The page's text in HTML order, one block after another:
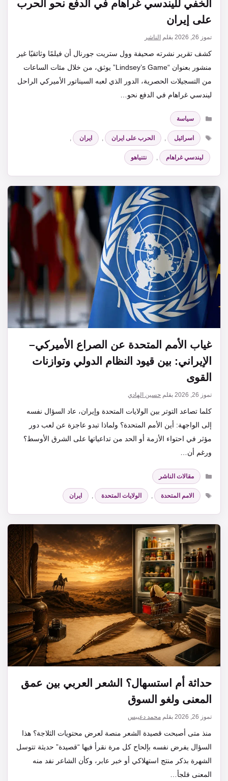
الخفي لليندسي غراهام في الدفع نحو الحرب
على إيران
تموز 26, 2026 بقلم الناشر
كشف تقرير نشرته صحيفة وول ستريت جورنال أن فيلمًا وثائقيًا غير
منشور بعنوان “Lindsey’s Game” يوثق، من خلال مئات الساعات
من التسجيلات الحصرية، الدور الذي لعبه السيناتور الأميركي الراحل
ليندسي غراهام في الدفع نحو…
التصنيفات
سياسة
الوسوم
اسرائيل , الحرب على ايران , ايران ,
ليندسي غراهام , نتنياهو
غياب الأمم المتحدة عن الصراع الأميركي–
الإيراني: بين قيود النظام الدولي وتوازنات
القوى
تموز 26, 2026 بقلم حسين الهادي
كلما تصاعد التوتر بين الولايات المتحدة وإيران، عاد السؤال نفسه
إلى الواجهة: أين الأمم المتحدة؟ ولماذا تبدو عاجزة عن لعب دور
مؤثر في احتواء الأزمة أو الحد من تداعياتها على الشرق الأوسط؟
ورغم أن…
التصنيفات
مقالات الناشر
الوسوم
الامم المتحدة , الولايات المتحدة , ايران
حداثة أم استسهال؟ الشعر العربي بين عمق
المعنى ولغو السوق
تموز 26, 2026 بقلم محمد دعيبس
منذ متى أصبحت قصيدة الشعر منصة لعرض محتويات الثلاجة؟ هذا
السؤال يفرض نفسه بإلحاح كل مرة نقرأ فيها “قصيدة” حديثة تتوسل
الشهرة بذكر منتج استهلاكي أو خبر عابر، وكأن الشاعر نفد منه
المعنى فلجأ…